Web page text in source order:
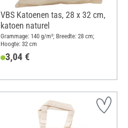
VBS Katoenen tas, 28 x 32 cm,
katoen naturel
Grammage: 140 g/m²; Breedte: 28 cm;
Hoogte: 32 cm
3,04 €